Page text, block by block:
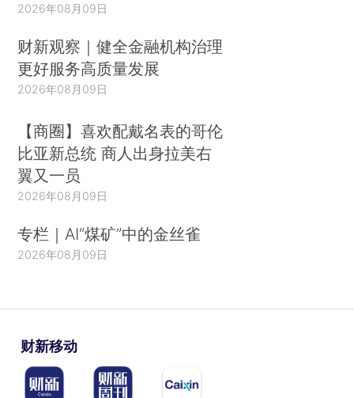
2026年08月09日
财新观察｜健全金融机构治理
更好服务高质量发展
2026年08月09日
【商圈】喜欢配戴名表的哥伦
比亚新总统 商人出身拉美右
翼又一员
2026年08月09日
专栏｜AI“煤矿”中的金丝雀
2026年08月09日
财新移动